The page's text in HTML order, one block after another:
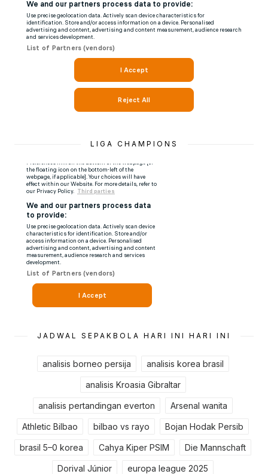
LIGA CHAMPIONS
JADWAL SEPAKBOLA HARI INI HARI INI
analisis borneo persija analisis korea brasil
analisis Kroasia Gibraltar
analisis pertandingan everton Arsenal wanita
Athletic Bilbao bilbao vs rayo Bojan Hodak Persib
brasil 5–0 korea Cahya Kiper PSIM Die Mannschaft
Dorival Júnior europa league 2025